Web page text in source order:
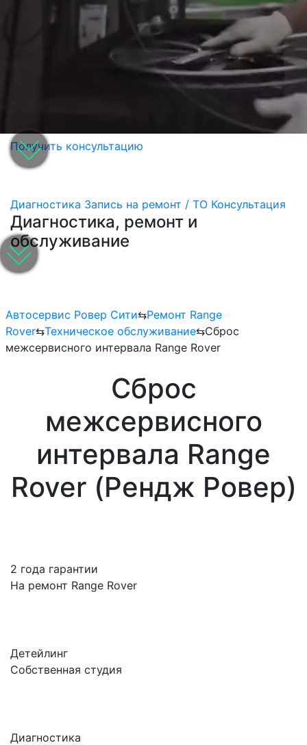
Получить консультацию
Диагностика Запись на ремонт / ТО Консультация
Диагностика, ремонт и
обслуживание
Автосервис Ровер Сити⇆Ремонт Range
Rover⇆Техническое обслуживание⇆Сброс
межсервисного интервала Range Rover
Сброс
межсервисного
интервала Range
Rover (Рендж Ровер)
2 года гарантии
На ремонт Range Rover
Детейлинг
Собственная студия
Диагностика